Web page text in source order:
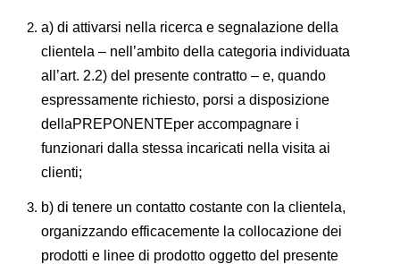
a) di attivarsi nella ricerca e segnalazione della
clientela – nell’ambito della categoria individuata
all’art. 2.2) del presente contratto – e, quando
espressamente richiesto, porsi a disposizione
dellaPREPONENTEper accompagnare i
funzionari dalla stessa incaricati nella visita ai
clienti;
b) di tenere un contatto costante con la clientela,
organizzando efficacemente la collocazione dei
prodotti e linee di prodotto oggetto del presente